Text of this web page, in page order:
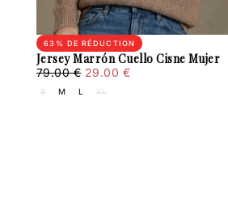
Jersey Marrón Cuello Cisne Mujer
63 % DE RÉDUCTION
29.00
Prix
régulier
79.00 € Prix
29.00 €
S M L XL